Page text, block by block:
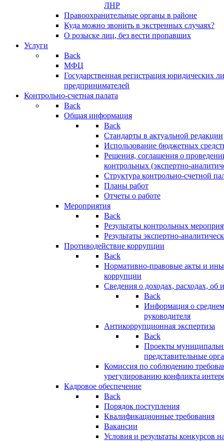
ЛНР
Правоохранительные органы в районе
Куда можно звонить в экстренных случаях?
О розыске лиц, без вести пропавших
Услуги
Back
МФЦ
Государственная регистрация юридических
предпринимателей
Контрольно-счетная палата
Back
Общая информация
Back
Стандарты в актуальной редакции
Использование бюджетных
Решения, соглашения о
контрольных (экспертно-
Структура контрольно-счетной
Планы работ
Отчеты о работе
Мероприятия
Back
Результаты контрольных
Результаты экспертно-
Противодействие коррупции
Back
Нормативно-правовые акты и
коррупции
Сведения о доходах, расходах, об
Back
Информация о
руководителя
Антикоррупционная экспертиза
Back
Проекты
представительные
Комиссия по соблюдению
урегулированию конфликта
Кадровое обеспечение
Back
Порядок поступления
Квалификационные требования
Вакансии
Условия и результаты конкурсов